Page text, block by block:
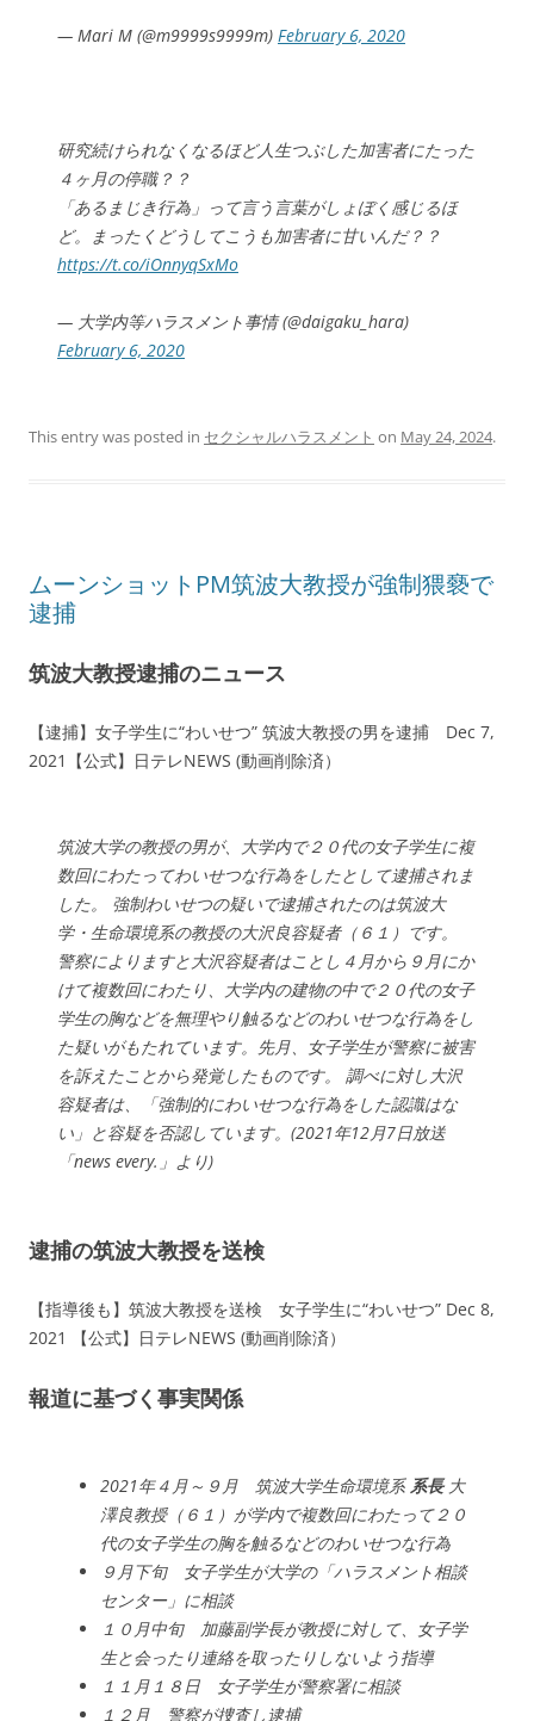
— Mari M (@m9999s9999m) February 6, 2020
研究続けられなくなるほど人生つぶした加害者にたった
４ヶ月の停職？？
「あるまじき行為」って言う言葉がしょぼく感じるほ
ど。まったくどうしてこうも加害者に甘いんだ？？
https://t.co/iOnnyqSxMo
— 大学内等ハラスメント事情 (@daigaku_hara)
February 6, 2020
This entry was posted in セクシャルハラスメント on May 24, 2024.
ムーンショットPM筑波大教授が強制猥褻で
逮捕
筑波大教授逮捕のニュース
【逮捕】女子学生に“わいせつ” 筑波大教授の男を逮捕 Dec 7,
2021【公式】日テレNEWS (動画削除済）
筑波大学の教授の男が、大学内で２０代の女子学生に複
数回にわたってわいせつな行為をしたとして逮捕されま
した。 強制わいせつの疑いで逮捕されたのは筑波大
学・生命環境系の教授の大沢良容疑者（６１）です。
警察によりますと大沢容疑者はことし４月から９月にか
けて複数回にわたり、大学内の建物の中で２０代の女子
学生の胸などを無理やり触るなどのわいせつな行為をし
た疑いがもたれています。先月、女子学生が警察に被害
を訴えたことから発覚したものです。 調べに対し大沢
容疑者は、「強制的にわいせつな行為をした認識はな
い」と容疑を否認しています。(2021年12月7日放送
「news every.」より)
逮捕の筑波大教授を送検
【指導後も】筑波大教授を送検 女子学生に“わいせつ” Dec 8,
2021 【公式】日テレNEWS (動画削除済）
報道に基づく事実関係
2021年４月～９月 筑波大学生命環境系系長大
澤良教授（６１）が学内で複数回にわたって２０
代の女子学生の胸を触るなどのわいせつな行為
９月下旬 女子学生が大学の「ハラスメント相談
センター」に相談
１０月中旬 加藤副学長が教授に対して、女子学
生と会ったり連絡を取ったりしないよう指導
１１月１８日 女子学生が警察署に相談
１２月 警察が捜査し逮捕